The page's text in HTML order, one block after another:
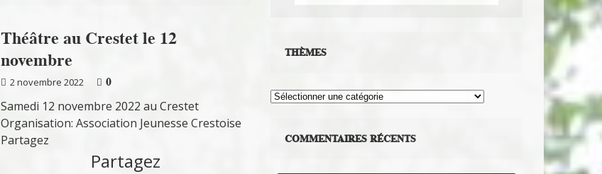
Théâtre au Crestet le 12
novembre
2 novembre 2022
0
Samedi 12 novembre 2022 au Crestet
Organisation: Association Jeunesse Crestoise
Partagez
Partagez
THÈMES
Thèmes
COMMENTAIRES RÉCENTS